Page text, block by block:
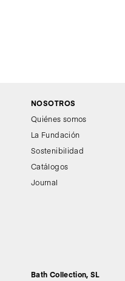
NOSOTROS
Quiénes somos
La Fundación
Sostenibilidad
Catálogos
Journal
Bath Collection, SL